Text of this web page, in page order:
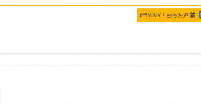
تاريخ وقوع :۱۳۹۷/۸/۷